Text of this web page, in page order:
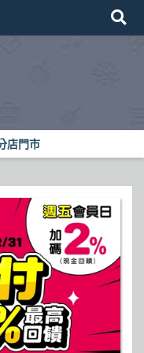
店門市